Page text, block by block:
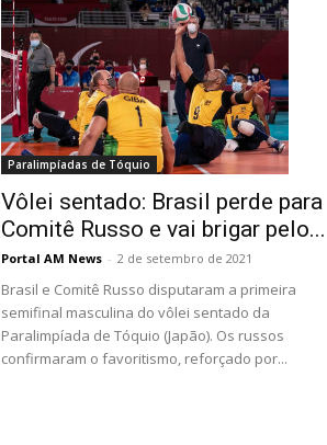
Paralimpíadas de Tóquio
Vôlei sentado: Brasil perde para
Comitê Russo e vai brigar pelo...
Portal AM News - 2 de setembro de 2021
Brasil e Comitê Russo disputaram a primeira
semifinal masculina do vôlei sentado da
Paralimpíada de Tóquio (Japão). Os russos
confirmaram o favoritismo, reforçado por...